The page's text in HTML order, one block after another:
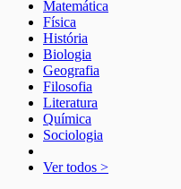
Matemática
Física
História
Biologia
Geografia
Filosofia
Literatura
Química
Sociologia
Ver todos >